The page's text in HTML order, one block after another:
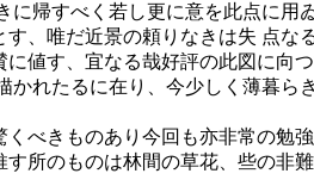
帰すべく若し更に意を此点に
、唯だ近景の頼りなきは失 点な
値す、宜なる哉好評の此図に向
れたるに在り、今少しく薄暮
べきものあり今回も亦非常の勉
所のものは林間の草花、些の非